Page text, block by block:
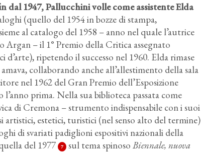
dal 1947, Pallucchini volle come assistente Elda
(quello del 1954 in bozze di stampa,
al catalogo del 1958 – anno nel quale l’autrice
Argan – il 1° Premio della Critica assegnato
ripetendo il successo nel 1960. Elda rimase
collaborando anche all’allestimento della sala
nel 1962 del Gran Premio dell’Esposizione
prima. Nella sua biblioteca passata come
di Cremona – strumento indispensabile con i suoi
artistici, estetici, turistici (nel senso alto del termine)
di svariati padiglioni espositivi nazionali della
del 1977
7 sul tema spinoso Biennale, nuova